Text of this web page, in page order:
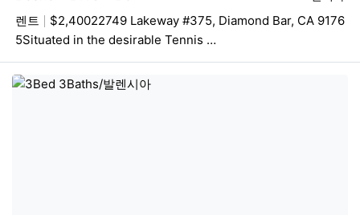
렌트
$2,40022749 Lakeway #375, Diamond Bar, CA 9176
5Situated in the desirable Tennis …